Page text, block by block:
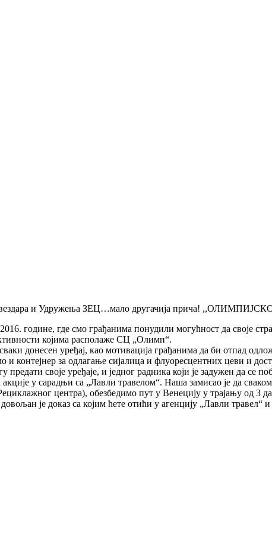
Звездара и Удружења ЗЕЦ…мало другачија прича!
године, где смо грађанима понудили могућност да своје
којима располаже СЦ „Олимп“.
донесен уређај, као мотивација грађанима да би отпад
и контејнер за одлагање сијалица и флуоресцентних цеви и
своје уређаје, и једног радника који је задужен да се
у сарадњи са „Лавли травелом“. Наша замисао је да сваком
центра), обезбедимо пут у Венецију у трајању од 3
је доказ са којим ћете отићи у агенцију „Лавли травел“